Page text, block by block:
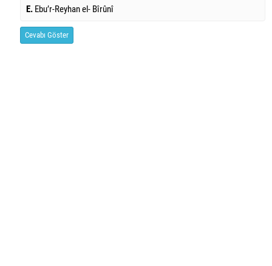
E. Ebu’r-Reyhan el- Bîrûnî
Cevabı Göster